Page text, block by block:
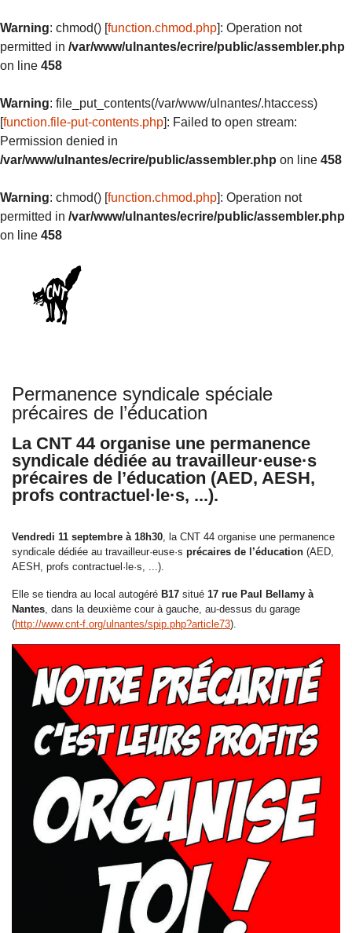
Warning: chmod() [function.chmod.php]: Operation not
permitted in /var/www/ulnantes/ecrire/public/assembler.php
on line 458
Warning: file_put_contents(/var/www/ulnantes/.htaccess)
[function.file-put-contents.php]: Failed to open stream:
Permission denied in
/var/www/ulnantes/ecrire/public/assembler.php on line 458
Warning: chmod() [function.chmod.php]: Operation not
permitted in /var/www/ulnantes/ecrire/public/assembler.php
on line 458
Permanence syndicale spéciale
précaires de l’éducation
La CNT 44 organise une permanence
syndicale dédiée au travailleur·euse·s
précaires de l’éducation (AED, AESH,
profs contractuel·le·s, ...).
Vendredi 11 septembre à 18h30, la CNT 44 organise une permanence
syndicale dédiée au travailleur·euse·s précaires de l’éducation (AED,
AESH, profs contractuel·le·s, ...).
Elle se tiendra au local autogéré B17 situé 17 rue Paul Bellamy à
Nantes, dans la deuxième cour à gauche, au-dessus du garage
(http://www.cnt-f.org/ulnantes/spip.php?article73).